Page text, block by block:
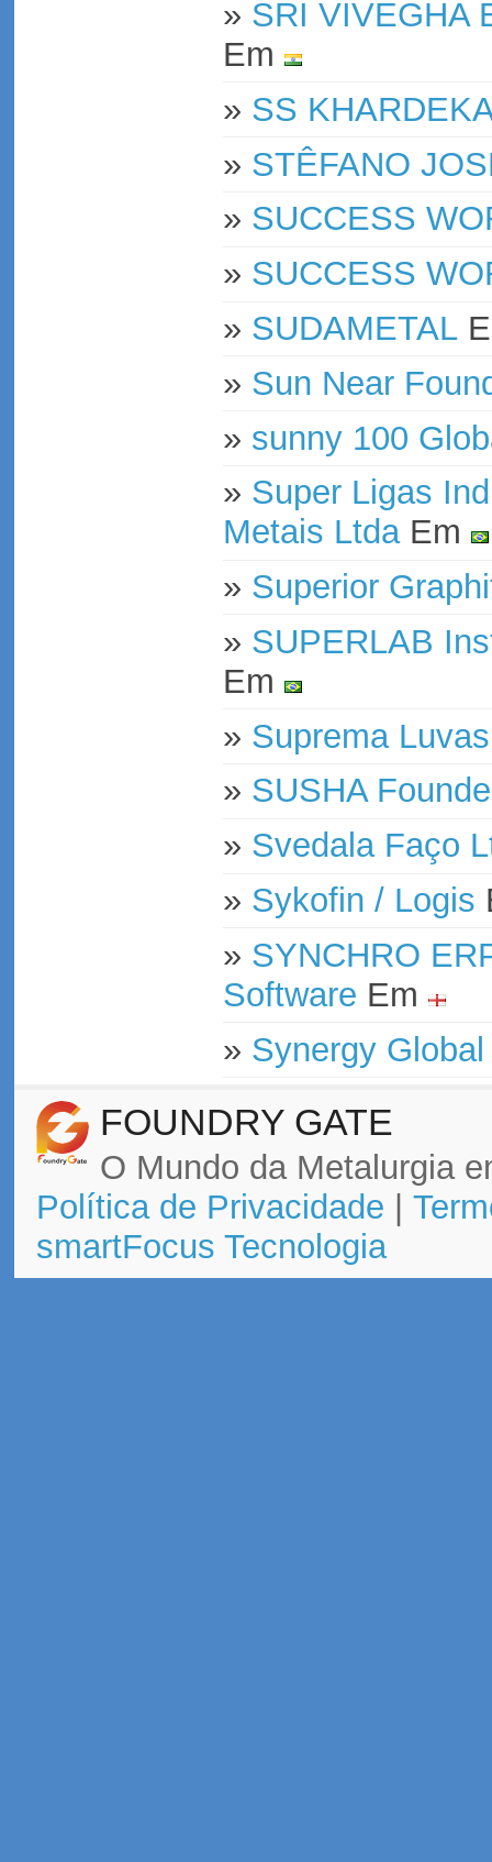
» SRI VIVEGHA
Em
» SS
» STÊFANO
» SUCCESS
» SUCCESS
» SUDAMETAL
» Sun Near
» sunny 100
» Super Ligas
Metais LtdaEm
» Superior
» SUPERLAB
Em
» Suprema Luvas
» SUSHA
» Svedala Faço
» Sykofin / Logis
» SYNCHRO
Software Em
» Synergy
FOUNDRY GATE
O Mundo da Metalurgia
Política de Privacidade
smartFocus Tecnologia